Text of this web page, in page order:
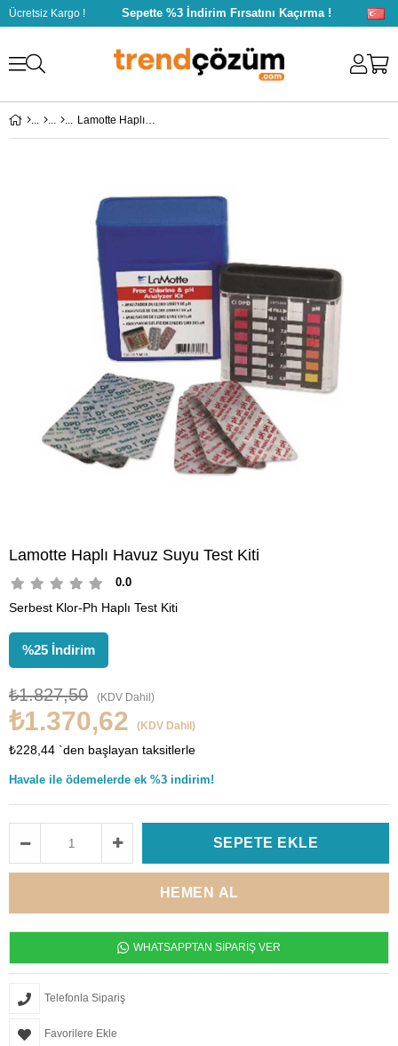
Ücretsiz Kargo ! Sepette %3 İndirim Fırsatını Kaçırma !
Lamotte Haplı Havuz Suyu Test Kiti
Lamotte Haplı Havuz Suyu Test Kiti
0.0
Serbest Klor-Ph Haplı Test Kiti
%25 İndirim
₺1.827,50 (KDV Dahil)
₺1.370,62 (KDV Dahil)
₺228,44 `den başlayan taksitlerle
Havale ile ödemelerde ek %3 indirim!
WHATSAPPTAN SİPARİŞ VER
Telefonla Sipariş
Favorilere Ekle